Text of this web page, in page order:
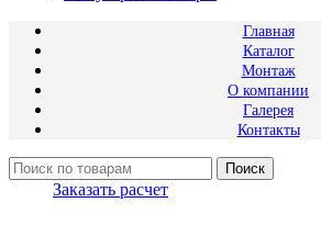
Главная
Каталог
Монтаж
О компании
Галерея
Контакты
Поиск
Заказать расчет